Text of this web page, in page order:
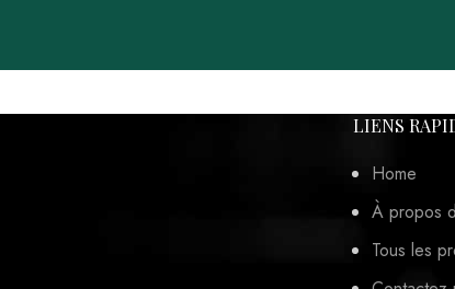
LIENS
Home
À propos
Tous les